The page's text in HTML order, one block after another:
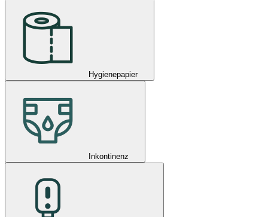
Hygienepapier
Inkontinenz